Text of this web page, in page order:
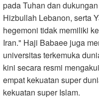
pada Tuhan dan
Hizbullah Lebanon, serta
hegemoni tidak memiliki
Iran." Haji Babaee juga
universitas terkemuka
kini secara resmi
empat kekuatan super
kekuatan super Islam.